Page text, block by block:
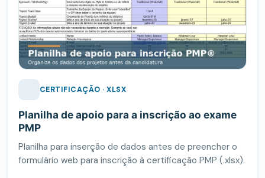
CERTIFICAÇÃO · XLSX
Planilha de apoio para a inscrição ao exame
PMP
Planilha para inserção de dados antes de preencher o
formulário web para inscrição à certificação PMP (.xlsx).